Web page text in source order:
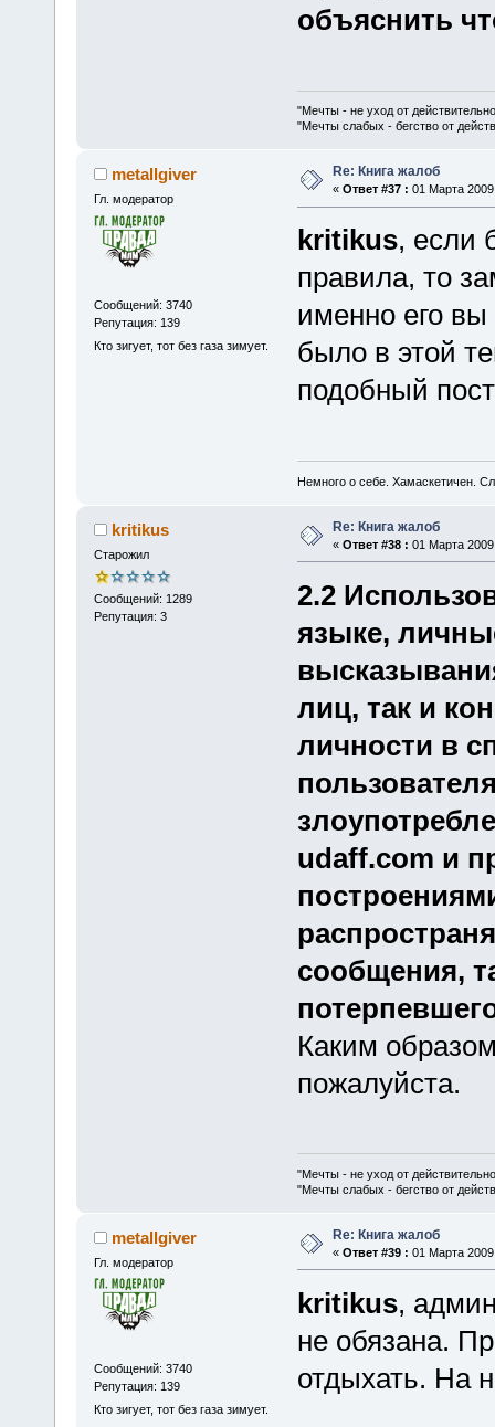
объяснить
"Мечты - не уход от
"Мечты слабых - бегство от
metallgiver
Гл. модератор
Сообщений: 3740
Репутация: 139
Кто зигует, тот без газа зимует.
Re: Книга жалоб
« Ответ #37 : 01 Марта
kritikus, если
правила, то
именно его
было в этой
подобный
Немного о себе. Хамаскетичен.
kritikus
Старожил
Сообщений: 1289
Репутация: 3
Re: Книга жалоб
« Ответ #38 : 01 Марта
2.2
языке,
лиц, так и
личности в
udaff.com и
сообщения,
Каким
пожалуйста.
"Мечты - не уход от
"Мечты слабых - бегство от
metallgiver
Гл. модератор
Сообщений: 3740
Репутация: 139
Кто зигует, тот без газа зимует.
Re: Книга жалоб
« Ответ #39 : 01 Марта
kritikus,
не обязана.
отдыхать. На